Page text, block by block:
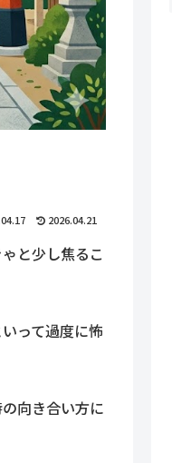
2026.04.21
と少し焦るこ
って過度に怖
向き合い方に